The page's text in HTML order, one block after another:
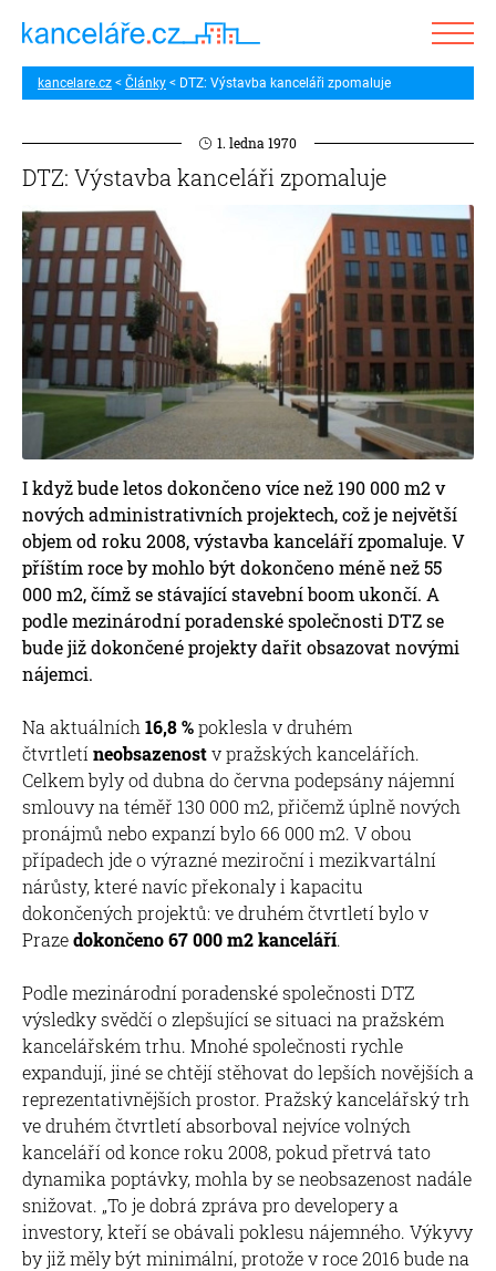
kancelare.cz Články DTZ: Výstavba kanceláři zpomaluje
1. ledna 1970
DTZ: Výstavba kanceláři zpomaluje
I když bude letos dokončeno více než 190 000 m2 v
nových administrativních projektech, což je největší
objem od roku 2008, výstavba kanceláří zpomaluje. V
příštím roce by mohlo být dokončeno méně než 55
000 m2, čímž se stávající stavební boom ukončí. A
podle mezinárodní poradenské společnosti DTZ se
bude již dokončené projekty dařit obsazovat novými
nájemci.
Na aktuálních 16,8 %poklesla v druhém
čtvrtletí neobsazenostv pražských kancelářích.
Celkem byly od dubna do června podepsány nájemní
smlouvy na téměř 130 000 m2, přičemž úplně nových
pronájmů nebo expanzí bylo 66 000 m2. V obou
případech jde o výrazné meziroční i mezikvartální
nárůsty, které navíc překonaly i kapacitu
dokončených projektů: ve druhém čtvrtletí bylo v
Prazedokončeno 67 000 m2 kanceláří.
Podle mezinárodní poradenské společnosti DTZ
výsledky svědčí o zlepšující se situaci na pražském
kancelářském trhu. Mnohé společnosti rychle
expandují, jiné se chtějí stěhovat do lepších novějších a
reprezentativnějších prostor. Pražský kancelářský trh
ve druhém čtvrtletí absorboval nejvíce volných
kanceláří od konce roku 2008, pokud přetrvá tato
dynamika poptávky, mohla by se neobsazenost nadále
snižovat. „To je dobrá zpráva pro developery a
investory, kteří se obávali poklesu nájemného. Výkyvy
by již měly být minimální, protože v roce 2016 bude na